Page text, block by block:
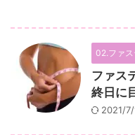
02.ファ
ファス
終日に
2021/